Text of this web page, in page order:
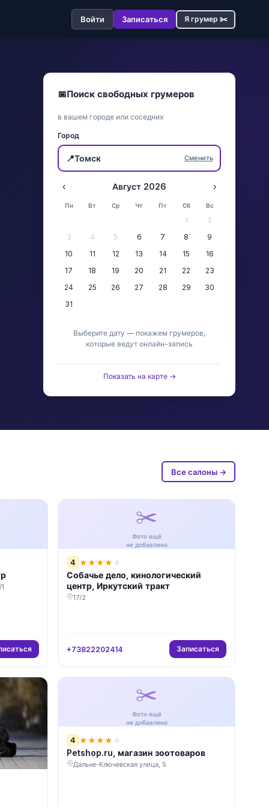
Войти Записаться Я грумер ✂️
📅Поиск свободных грумеров
в вашем городе или соседних
Город
📍Томск Сменить
‹ Август 2026 ›
Пн Вт Ср Чт Пт Сб Вс
1
2
3
4 5 6 7 8
9
10
11 12 13 14 15
16
17
18 19 20 21 22
23
24
25 26 27 28 29
30
31
Выберите дату — покажем грумеров,
которые ведут онлайн-запись
Показать на карте →
Все салоны →
✂️
Фото ещё
не добавлено
4 ★★★★ ★
Собачье дело, кинологический
центр, Иркутский тракт
17/2
+73822202414 Записаться
✂️
Фото ещё
не добавлено
4 ★★★★ ★
Petshop.ru, магазин зоотоваров
Дальне-Ключевская улица, 5